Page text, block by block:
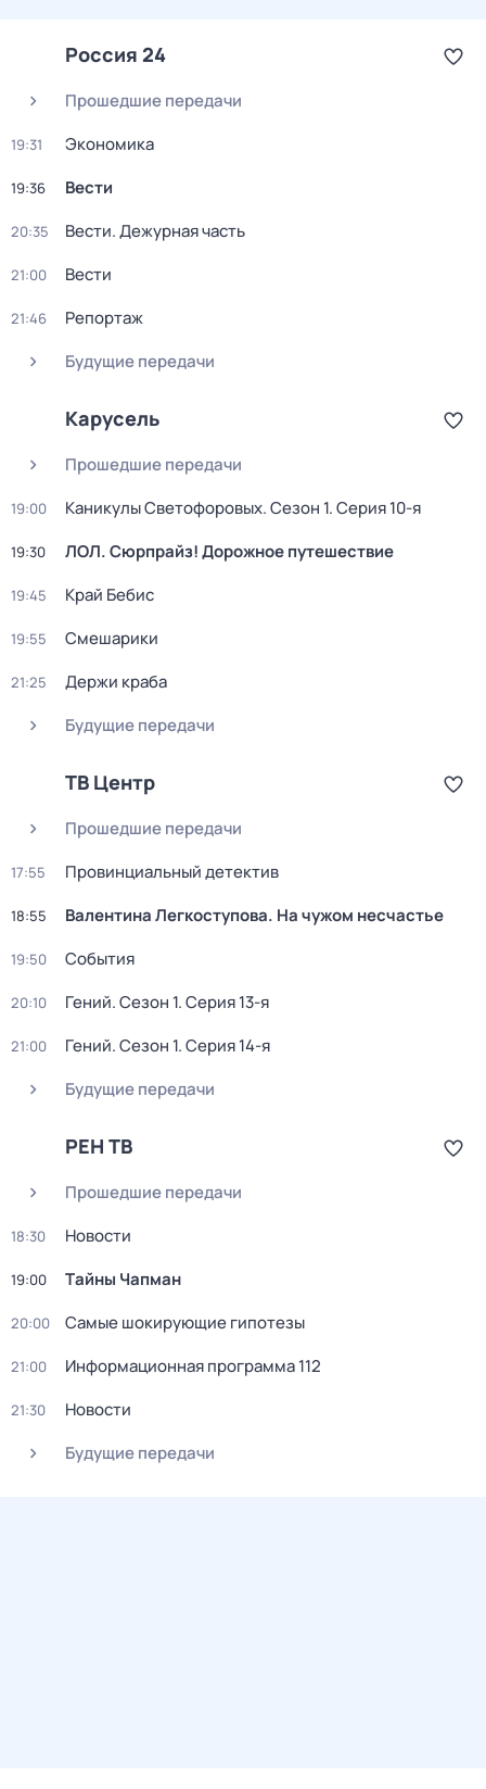
Россия 24
Прошедшие передачи
19:31 Экономика
19:36 Вести
20:35 Вести. Дежурная часть
21:00 Вести
21:46
Репортаж
Будущие передачи
Карусель
Прошедшие передачи
19:00 Каникулы Светофоровых. Сезон 1. Серия 10-я
19:30 ЛОЛ. Сюрпрайз! Дорожное путешествие
19:45 Край Бебис
19:55 Смешарики
21:25
Держи краба
Будущие передачи
ТВ Центр
Прошедшие передачи
17:55 Провинциальный детектив
18:55 Валентина Легкоступова. На чужом несчастье
19:50 События
20:10 Гений. Сезон 1. Серия 13-я
21:00 Гений. Сезон 1. Серия 14-я
Будущие передачи
РЕН ТВ
Прошедшие передачи
18:30 Новости
19:00 Тaйны Чапман
20:00 Самые шoкиpующие гипотезы
21:00 Информационная программа 112
21:30
Новости
Будущие передачи